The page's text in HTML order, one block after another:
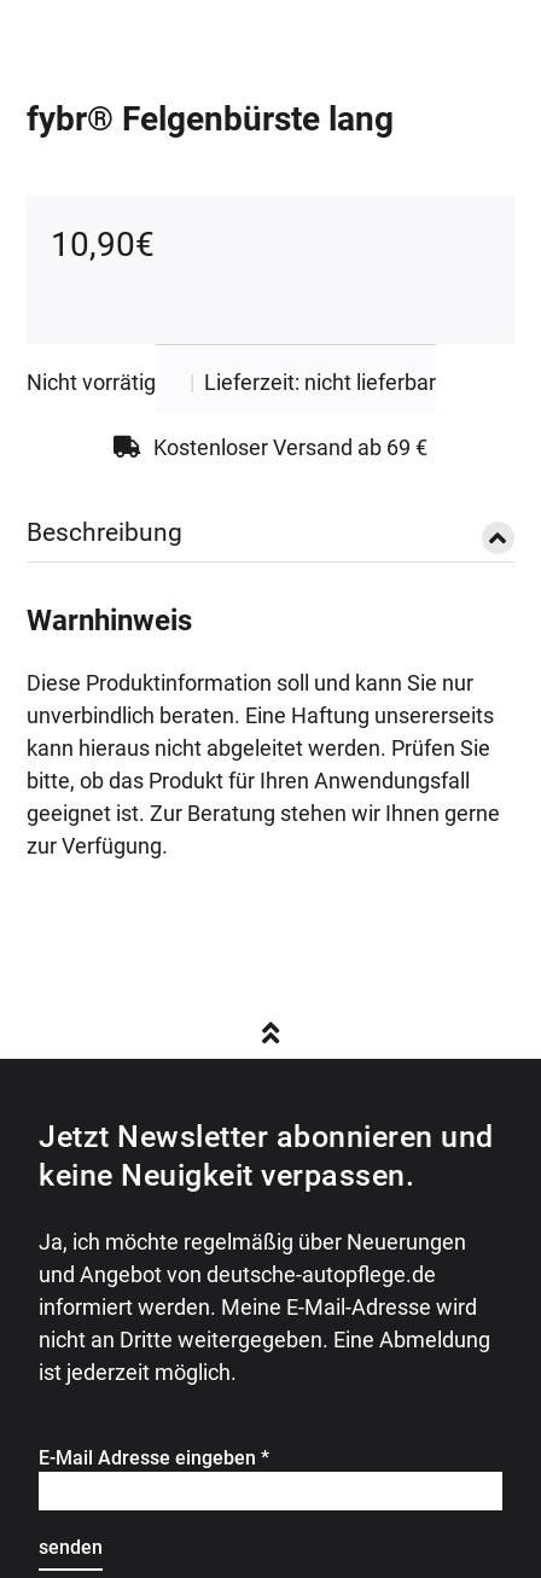
fybr® Felgenbürste lang
10,90€
Nicht vorrätig | Lieferzeit: nicht lieferbar
Kostenloser Versand ab 69 €
Beschreibung
Warnhinweis
Diese Produktinformation soll und kann Sie nur
unverbindlich beraten. Eine Haftung unsererseits
kann hieraus nicht abgeleitet werden. Prüfen Sie
bitte, ob das Produkt für Ihren Anwendungsfall
geeignet ist. Zur Beratung stehen wir Ihnen gerne
zur Verfügung.
Jetzt Newsletter abonnieren und
keine Neuigkeit verpassen.
Ja, ich möchte regelmäßig über Neuerungen
und Angebot von deutsche-autopflege.de
informiert werden. Meine E-Mail-Adresse wird
nicht an Dritte weitergegeben. Eine Abmeldung
ist jederzeit möglich.
E-Mail Adresse eingeben*